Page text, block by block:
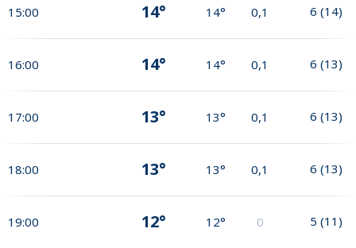
15:00 14° 14° 0,1 6 (14)
16:00 14° 14° 0,1 6 (13)
17:00 13° 13° 0,1 6 (13)
18:00 13° 13° 0,1 6 (13)
19:00 12° 12° 0 5 (11)